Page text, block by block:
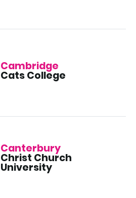
Cambridge
Cats College
Canterbury
Christ Church
University